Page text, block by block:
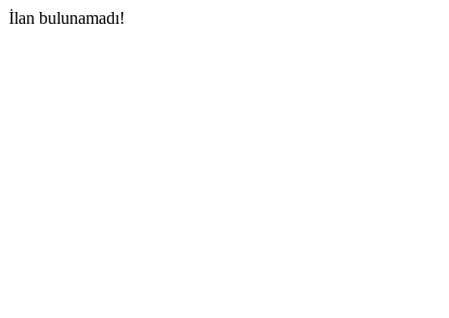
İlan bulunamadı!